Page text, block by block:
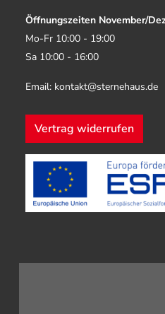
Öffnungszeiten November/
Mo-Fr 10:00 - 19:00
Sa 10:00 - 16:00
Email: kontakt@sternehaus.de
Vertrag widerrufen